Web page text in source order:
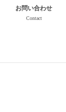
お問い合わせ
Contact